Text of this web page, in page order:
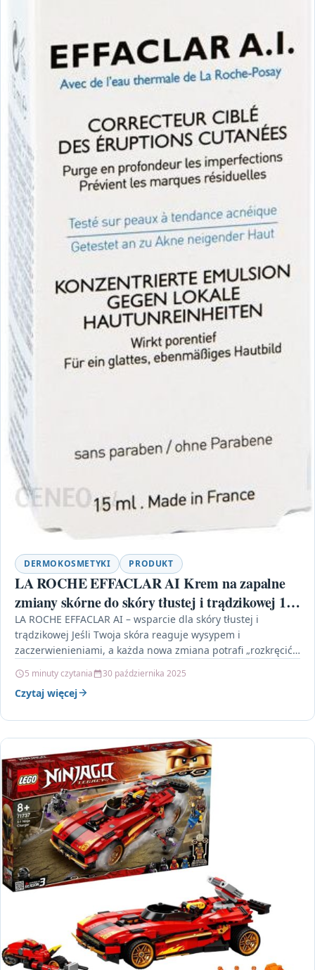
DERMOKOSMETYKI PRODUKT
LA ROCHE EFFACLAR AI Krem na zapalne
zmiany skórne do skóry tłustej i trądzikowej 15
ml
LA ROCHE EFFACLAR AI – wsparcie dla skóry tłustej i
trądzikowej Jeśli Twoja skóra reaguje wysypem i
zaczerwienieniami, a każda nowa zmiana potrafi „rozkręcić…
5 minuty czytania 30 października 2025
Czytaj więcej